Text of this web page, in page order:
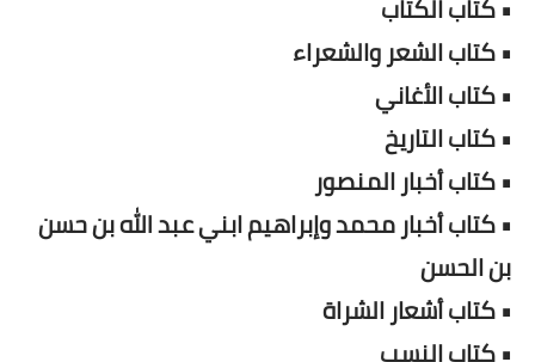
• كتاب الكتّاب
• كتاب الشعر والشعراء
• كتاب الأغاني
• كتاب التاريخ
• كتاب أخبار المنصور
• كتاب أخبار محمد وإبراهيم ابني عبد الله بن حسن
بن الحسن
• كتاب أشعار الشراة
• كتاب النسب